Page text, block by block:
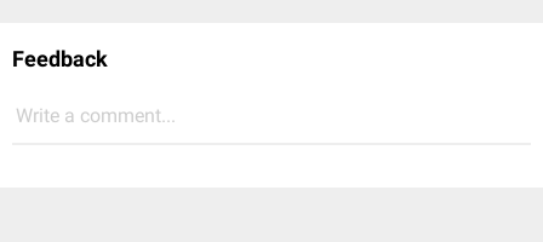
Feedback
Write a comment...